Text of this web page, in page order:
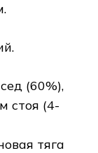
(60%),
стоя (4-
тяга